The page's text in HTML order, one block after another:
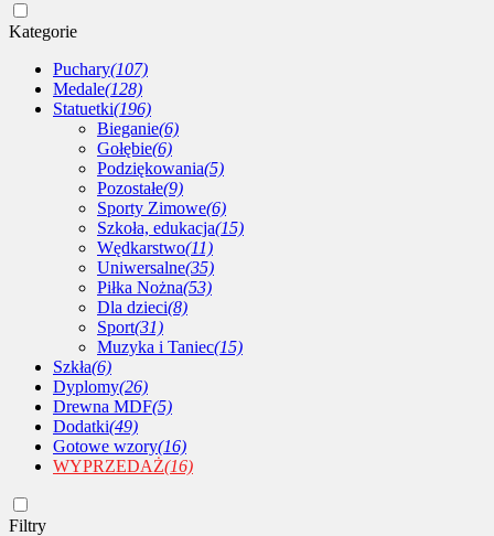
Kategorie
Puchary(107)
Medale(128)
Statuetki(196)
Bieganie(6)
Gołębie(6)
Podziękowania(5)
Pozostałe(9)
Sporty Zimowe(6)
Szkoła, edukacja(15)
Wędkarstwo(11)
Uniwersalne(35)
Piłka Nożna(53)
Dla dzieci(8)
Sport(31)
Muzyka i Taniec(15)
Szkła(6)
Dyplomy(26)
Drewna MDF(5)
Dodatki(49)
Gotowe wzory(16)
WYPRZEDAŻ(16)
Filtry